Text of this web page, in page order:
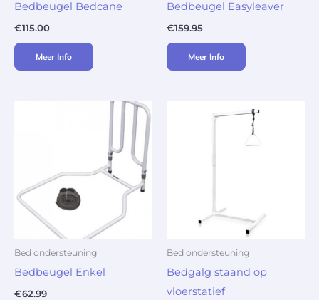
Bedbeugel Bedcane
€115.00
Meer Info
Bedbeugel Easyleaver
€159.95
Meer Info
Bed ondersteuning
Bedbeugel Enkel
€62.99
Bed ondersteuning
Bedgalg staand op
vloerstatief